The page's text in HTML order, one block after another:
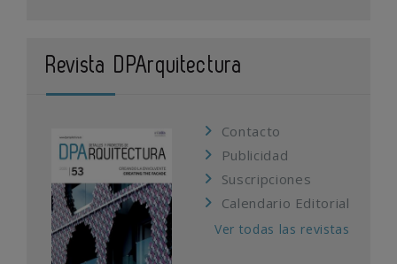
Revista DPArquitectura
Contacto
Publicidad
Suscripciones
Calendario Editorial
Ver todas las revistas